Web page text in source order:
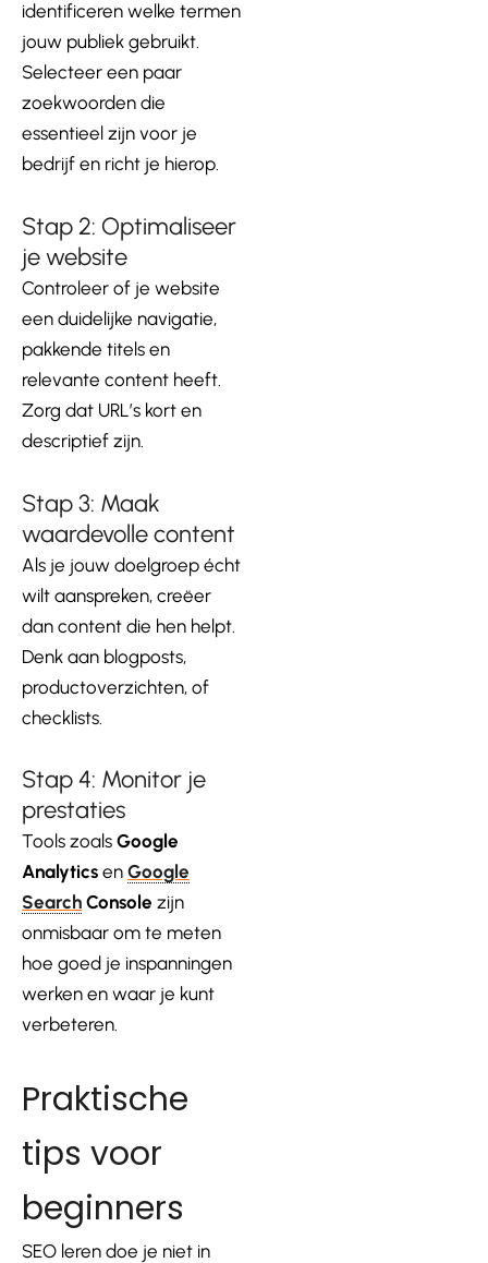
identificeren welke termen
jouw publiek gebruikt.
Selecteer een paar
zoekwoorden die
essentieel zijn voor je
bedrijf en richt je hierop.
Stap 2: Optimaliseer
je website
Controleer of je website
een duidelijke navigatie,
pakkende titels en
relevante content heeft.
Zorg dat URL’s kort en
descriptief zijn.
Stap 3: Maak
waardevolle content
Als je jouw doelgroep écht
wilt aanspreken, creëer
dan content die hen helpt.
Denk aan blogposts,
productoverzichten, of
checklists.
Stap 4: Monitor je
prestaties
Tools zoals Google
Analytics en Google
Search Console zijn
onmisbaar om te meten
hoe goed je inspanningen
werken en waar je kunt
verbeteren.
Praktische
tips voor
beginners
SEO leren doe je niet in